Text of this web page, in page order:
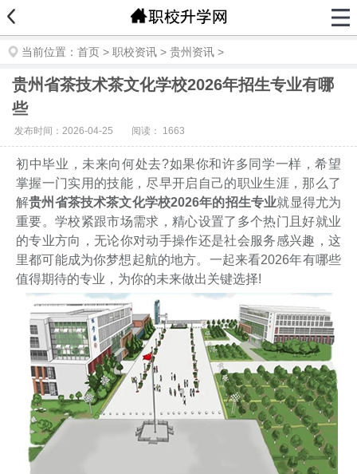
当前位置： 首页 > 职校资讯 > 贵州资讯 >
贵州省茶技术茶文化学校2026年招生专业有哪
些
发布时间：2026-04-25 阅读： 1663
初中毕业，未来向何处去?如果你和许多同学一样，希望
掌握一门实用的技能，尽早开启自己的职业生涯，那么了
解贵州省茶技术茶文化学校2026年的招生专业就显得尤为
重要。学校紧跟市场需求，精心设置了多个热门且好就业
的专业方向，无论你对动手操作还是社会服务感兴趣，这
里都可能成为你梦想起航的地方。一起来看2026年有哪些
值得期待的专业，为你的未来做出关键选择!